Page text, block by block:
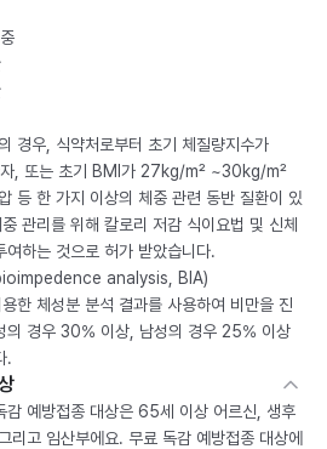
경우, 식약처로부터 초기 체질량지수가
, 또는 초기 BMI가 27kg/m² ~30kg/m²
등 한 가지 이상의 체중 관련 동반 질환이 있
관리를 위해 칼로리 저감 식이요법 및 신체
하는 것으로 허가 받았습니다.
analysis, BIA)
한 체성분 분석 결과를 사용하여 비만을 진
의 경우 30% 이상, 남성의 경우 25% 이상
.
감 예방접종 대상은 65세 이상 어르신, 생후
고 임산부에요. 무료 독감 예방접종 대상에